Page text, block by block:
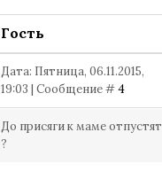
Гость
Дата: Пятница, 06.11.2015,
19:03 | Сообщение #4
До присяги к маме отпустят
?